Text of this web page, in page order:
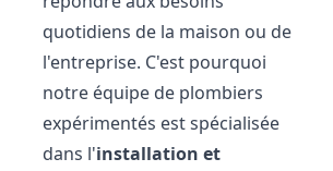
quotidiens de la maison ou de
l'entreprise. C'est pourquoi
notre équipe de plombiers
expérimentés est spécialisée
dans l'installation et